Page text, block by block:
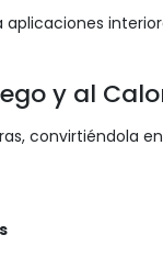
y al
convirtiéndola